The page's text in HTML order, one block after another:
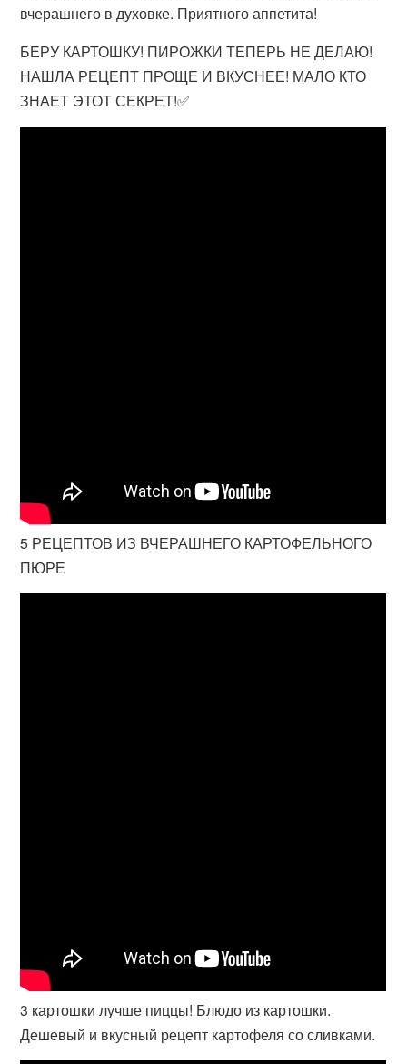
вчерашнего в духовке. Приятного аппетита!
БЕРУ КАРТОШКУ! ПИРОЖКИ ТЕПЕРЬ НЕ ДЕЛАЮ!
НАШЛА РЕЦЕПТ ПРОЩЕ И ВКУСНЕЕ! МАЛО КТО
ЗНАЕТ ЭТОТ СЕКРЕТ!✅
5 РЕЦЕПТОВ ИЗ ВЧЕРАШНЕГО КАРТОФЕЛЬНОГО
ПЮРЕ
3 картошки лучше пиццы! Блюдо из картошки.
Дешевый и вкусный рецепт картофеля со сливками.